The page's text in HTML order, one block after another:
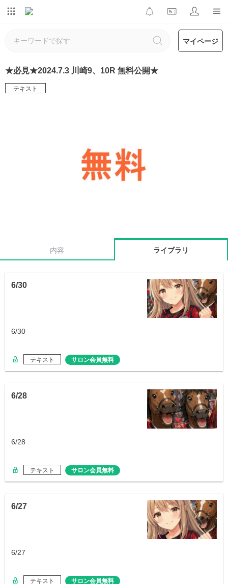
マイページ
★必見★2024.7.3 川崎9、10R 無料公開★
テキスト
内容 ライブラリ
6/30
6/30
テキスト サロン会員無料
6/28
6/28
テキスト サロン会員無料
6/27
6/27
テキスト サロン会員無料